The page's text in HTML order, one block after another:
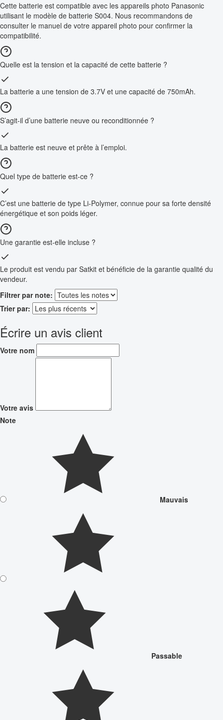
Cette batterie est compatible avec les appareils photo Panasonic
utilisant le modèle de batterie S004. Nous recommandons de
consulter le manuel de votre appareil photo pour confirmer la
compatibilité.
Quelle est la tension et la capacité de cette batterie ?
La batterie a une tension de 3.7V et une capacité de 750mAh.
S’agit-il d’une batterie neuve ou reconditionnée ?
La batterie est neuve et prête à l’emploi.
Quel type de batterie est-ce ?
C’est une batterie de type Li-Polymer, connue pour sa forte densité
énergétique et son poids léger.
Une garantie est-elle incluse ?
Le produit est vendu par Satkit et bénéficie de la garantie qualité du
vendeur.
Filtrer par note:
Trier par:
Écrire un avis client
Votre nom
Votre avis
Note
Mauvais
Passable